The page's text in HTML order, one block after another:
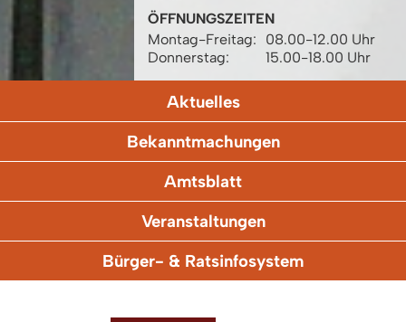
ÖFFNUNGSZEITEN
Montag-Freitag:
08.00-12.00 Uhr
Donnerstag:
15.00-18.00 Uhr
Aktuelles
Bekanntmachungen
Amtsblatt
Veranstaltungen
Bürger- & Ratsinfosystem